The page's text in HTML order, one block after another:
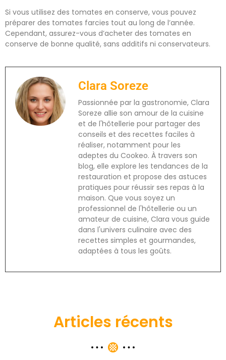
Si vous utilisez des tomates en conserve, vous pouvez
préparer des tomates farcies tout au long de l’année.
Cependant, assurez-vous d’acheter des tomates en
conserve de bonne qualité, sans additifs ni conservateurs.
Clara Soreze
Passionnée par la gastronomie, Clara
Soreze allie son amour de la cuisine
et de l'hôtellerie pour partager des
conseils et des recettes faciles à
réaliser, notamment pour les
adeptes du Cookeo. À travers son
blog, elle explore les tendances de la
restauration et propose des astuces
pratiques pour réussir ses repas à la
maison. Que vous soyez un
professionnel de l'hôtellerie ou un
amateur de cuisine, Clara vous guide
dans l'univers culinaire avec des
recettes simples et gourmandes,
adaptées à tous les goûts.
Articles récents